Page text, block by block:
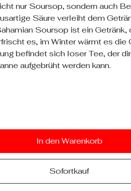
nur Soursop, sondern auch
Säure verleiht dem
Soursop ist ein Getränk,
es, im Winter wärmt es die
befindet sich loser Tee, der
aufgebrüht werden kann.
In den Warenkorb
Sofortkauf